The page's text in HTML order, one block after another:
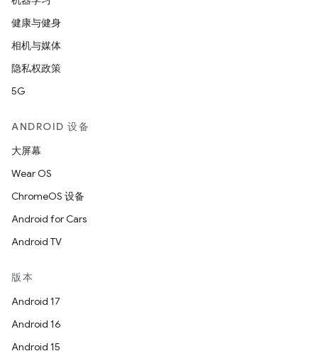
健康与健身
相机与媒体
隐私权政策
5G
ANDROID 设备
大屏幕
Wear OS
ChromeOS 设备
Android for Cars
Android TV
版本
Android 17
Android 16
Android 15